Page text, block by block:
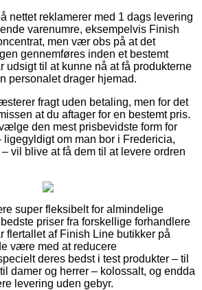
nettet reklamerer med 1 dags levering
varenumre, eksempelvis Finish
men vær obs på at det
gennemføres inden et bestemt
udsigt til at kunne nå at få produkterne
personalet drager hjemad.
fragt uden betaling, men for det
at du aftager for en bestemt pris.
den mest prisbevidste form for
ligegyldigt om man bor i Fredericia,
vil blive at få dem til at levere ordren
super fleksibelt for almindelige
priser fra forskellige forhandlere
flertallet af Finish Line butikker på
være med at reducere
deres bedst i test produkter – til
damer og herrer – kolossalt, og endda
levering uden gebyr.